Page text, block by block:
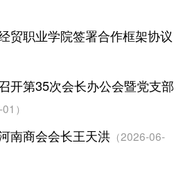
贸职业学院签署合作框架协议
开第35次会长办公会暨党支部
）
南商会会长王天洪（2026-06-